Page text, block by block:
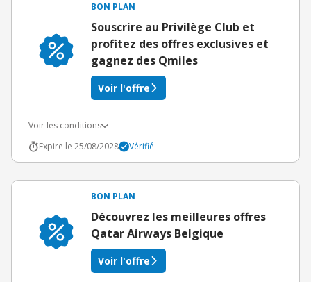
BON PLAN
Souscrire au Privilège Club et
profitez des offres exclusives et
gagnez des Qmiles
Voir l'offre
Voir les conditions
Expire le 25/08/2028
Vérifié
BON PLAN
Découvrez les meilleures offres
Qatar Airways Belgique
Voir l'offre